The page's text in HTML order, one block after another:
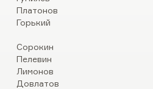
Платонов
Горький
Сорокин
Пелевин
Лимонов
Довлатов